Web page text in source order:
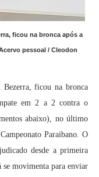
ficou na bronca após a
pessoal / Cleodon
Bezerra, ficou na bronca
em 2 a 2 contra o
abaixo), no último
Paraibano. O
desde a primeira
se movimenta para enviar